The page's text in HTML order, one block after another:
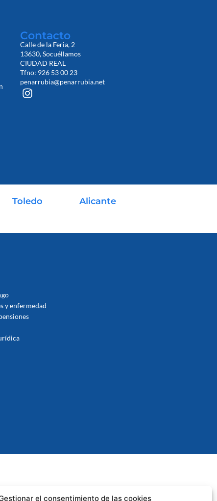
el consentimiento de las cookies
Contacto
Calle de la Feria, 2
13630, Socuéllamos
CIUDAD REAL
Tfno: 926 53 00 23
penarrubia@penarrubia.net
Toledo Alicante
y enfermedad